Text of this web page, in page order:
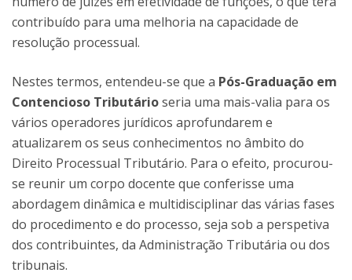
contribuído para uma melhoria na capacidade de
resolução processual.
Nestes termos, entendeu-se que a Pós-Graduação em
Contencioso Tributárioseria uma mais-valia para os
vários operadores jurídicos aprofundarem e
atualizarem os seus conhecimentos no âmbito do
Direito Processual Tributário. Para o efeito, procurou-
se reunir um corpo docente que conferisse uma
abordagem dinâmica e multidisciplinar das várias fases
do procedimento e do processo, seja sob a perspetiva
dos contribuintes, da Administração Tributária ou dos
tribunais.